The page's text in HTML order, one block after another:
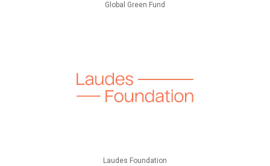
Global Green Fund
Laudes Foundation